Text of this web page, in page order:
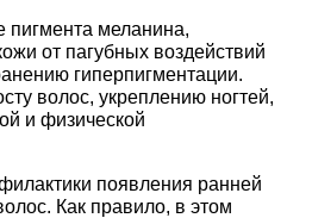
пигмента меланина,
от пагубных воздействий
гиперпигментации.
волос, укреплению ногтей,
и физической
появления ранней
Как правило, в этом